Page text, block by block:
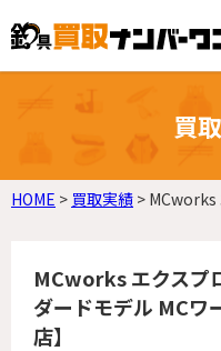
買
HOME > 買取実績 > MCworks エクスプ
MCworks エクスプ
ダードモデル MCワ
店】